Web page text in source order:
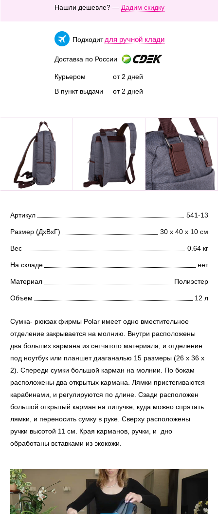
Нашли дешевле? — Дадим скидку
Подходит для ручной клади
Доставка по России
Курьером
В пункт выдачи
от 2 дней
от 2 дней
Артикул 541-13
Размер (ДхВхГ) 30 х 40 х 10 см
Вес 0.64 кг
На складе нет
Материал Полиэстер
Объем 12 л
Сумка- рюкзак фирмы Polar имеет одно вместительное
отделение закрывается на молнию. Внутри расположены
два больших кармана из сетчатого материала, и отделение
под ноутбук или планшет диаганалью 15 размеры (26 х 36 х
2). Спереди сумки большой карман на молнии. По бокам
расположены два открытых кармана. Лямки пристегиваются
карабинами, и регулируются по длине. Сзади расположен
большой открытый карман на липучке, куда можно спрятать
лямки, и переносить сумку в руке. Сверху расположены
ручки высотой 11 см. Края карманов, ручки, и дно
обработаны вставками из экокожи.